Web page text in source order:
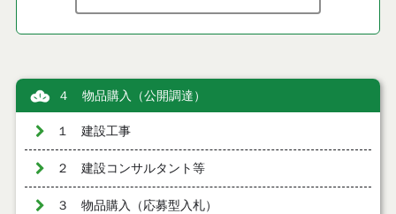
４ 物品購入（公開調達）
１ 建設工事
２ 建設コンサルタント等
３ 物品購入（応募型入札）